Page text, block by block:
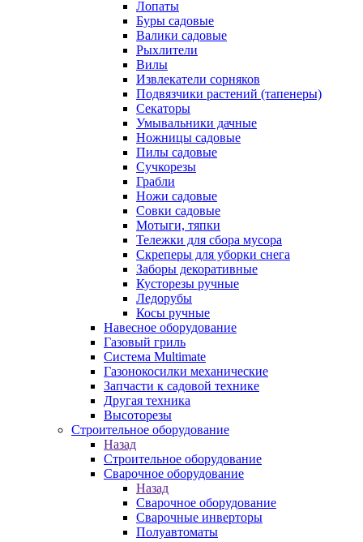
Лопаты
Буры садовые
Валики садовые
Рыхлители
Вилы
Извлекатели сорняков
Подвязчики растений (тапенеры)
Секаторы
Умывальники дачные
Ножницы садовые
Пилы садовые
Сучкорезы
Грабли
Ножи садовые
Совки садовые
Мотыги, тяпки
Тележки для сбора мусора
Скреперы для уборки снега
Заборы декоративные
Кусторезы ручные
Ледорубы
Косы ручные
Навесное оборудование
Газовый гриль
Система Multimate
Газонокосилки механические
Запчасти к садовой технике
Другая техника
Высоторезы
Строительное оборудование
Назад
Строительное оборудование
Сварочное оборудование
Назад
Сварочное оборудование
Сварочные инверторы
Полуавтоматы